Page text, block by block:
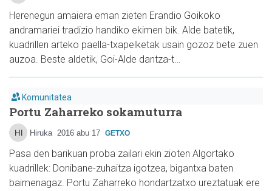
Herenegun amaiera eman zieten Erandio Goikoko
andramariei tradizio handiko ekimen bik. Alde batetik,
kuadrillen arteko paella-txapelketak usain gozoz bete zuen
auzoa. Beste aldetik, Goi-Alde dantza-t…
Komunitatea
Portu Zaharreko sokamuturra
Hiruka 2016 abu 17 GETXO
Pasa den barikuan proba zailari ekin zioten Algortako
kuadrillek: Donibane-zuhaitza igotzea, bigantxa baten
baimenagaz. Portu Zaharreko hondartzatxo ureztatuak ere